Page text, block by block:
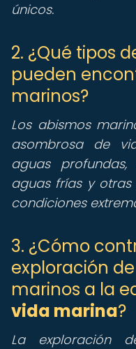
únicos.
2. ¿Qué tipos
pueden
marinos?
Los abismos
asombrosa de
aguas
aguas frías y
condiciones
3. ¿Cómo
exploración
marinos a la
vida marina?
La exploración